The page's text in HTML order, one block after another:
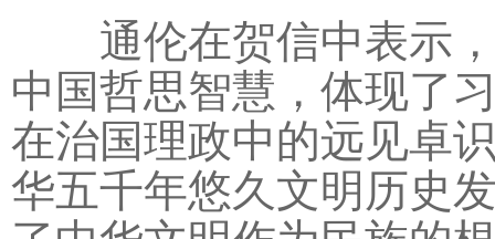
通伦在贺信中表示，
中国哲思智慧，体现了
在治国理政中的远见卓
华五千年悠久文明历史